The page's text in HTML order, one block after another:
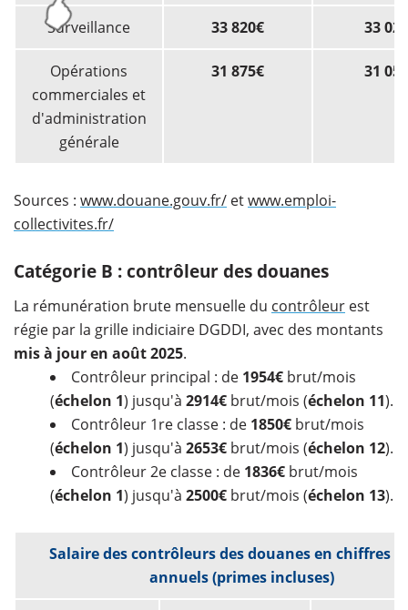
Surveillance 33 820€ 33
Opérations
commerciales et
d'administration
générale
31 875€ 31
Sources : www.douane.gouv.fr/ etwww.emploi-
collectivites.fr/
Catégorie B : contrôleur des douanes
La rémunération brute mensuelle du contrôleur est
régie par la grille indiciaire DGDDI, avec des montants
mis à jour en août 2025.
Contrôleur principal : de 1954€ brut/mois
(échelon 1) jusqu'à 2914€ brut/mois (échelon 11).
Contrôleur 1re classe : de 1850€ brut/mois
(échelon 1) jusqu'à 2653€ brut/mois (échelon 12).
Contrôleur 2e classe : de 1836€ brut/mois
(échelon 1) jusqu'à 2500€ brut/mois (échelon 13).
Salaire des contrôleurs des douanes en chiffres
annuels (primes incluses)